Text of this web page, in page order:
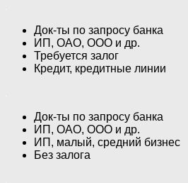
Док-ты по запросу банка
ИП, ОАО, ООО и др.
Требуется залог
Кредит, кредитные линии
Док-ты по запросу банка
ИП, ОАО, ООО и др.
ИП, малый, средний бизнес
Без залога